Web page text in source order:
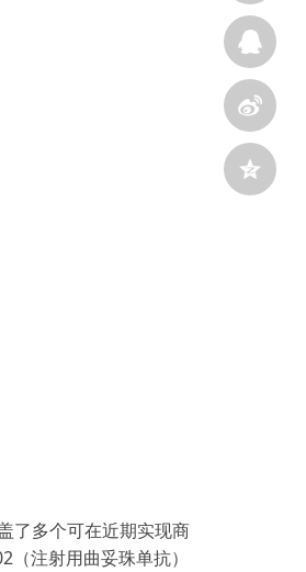
了多个可在近期实现商
注射用曲妥珠单抗）